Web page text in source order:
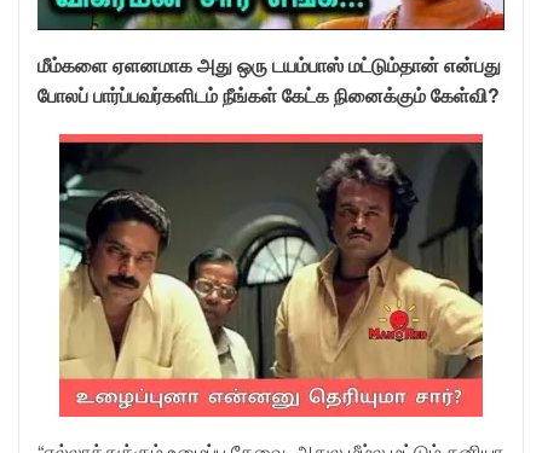
மீம்களை ஏளனமாக அது ஒரு டயம்பாஸ் மட்டும்தான் என்பது
போலப் பார்ப்பவர்களிடம் நீங்கள் கேட்க நினைக்கும் கேள்வி?